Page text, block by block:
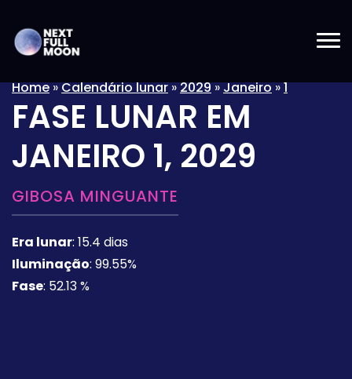
Home»Calendário lunar»2029»Janeiro»1
FASE LUNAR EM
JANEIRO 1, 2029
GIBOSA MINGUANTE
Era lunar: 15.4 dias
Iluminação: 99.55%
Fase: 52.13 %